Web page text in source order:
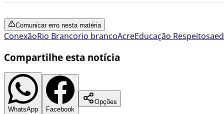
Comunicar erro nesta matéria
ConexãoRio Brancorio brancoAcreEducação Respeitosa
Compartilhe esta notícia
WhatsApp Facebook
Opções